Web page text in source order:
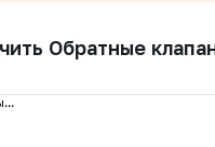
Обратные